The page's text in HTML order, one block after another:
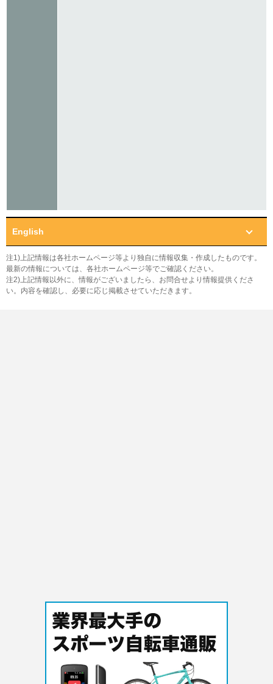
English
注1)上記情報は各社ホームページ等より独自に情報収集・作成したものです。
最新の情報については、各社ホームページ等でご確認ください。
注2)上記情報以外に、情報がございましたら、お問合せより情報提供くださ
い。内容を確認し、必要に応じ掲載させていただきます。